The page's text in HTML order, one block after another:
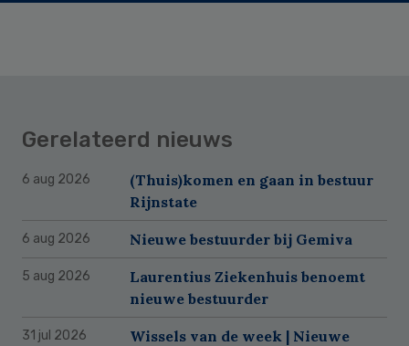
Gerelateerd nieuws
6 aug 2026
(Thuis)komen en gaan in bestuur
Rijnstate
6 aug 2026 Nieuwe bestuurder bij Gemiva
5 aug 2026
Laurentius Ziekenhuis benoemt
nieuwe bestuurder
31 jul 2026
Wissels van de week | Nieuwe